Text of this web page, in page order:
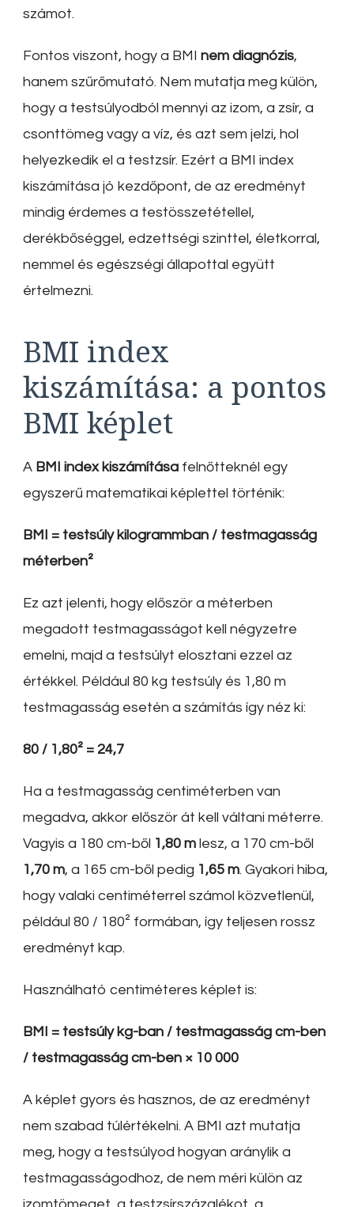
számot.
Fontos viszont, hogy a BMI nem diagnózis,
hanem szűrőmutató. Nem mutatja meg külön,
hogy a testsúlyodból mennyi az izom, a zsír, a
csonttömeg vagy a víz, és azt sem jelzi, hol
helyezkedik el a testzsír. Ezért a BMI index
kiszámítása jó kezdőpont, de az eredményt
mindig érdemes a testösszetétellel,
derékbőséggel, edzettségi szinttel, életkorral,
nemmel és egészségi állapottal együtt
értelmezni.
BMI index
kiszámítása: a pontos
BMI képlet
A BMI index kiszámítása felnőtteknél egy
egyszerű matematikai képlettel történik:
BMI = testsúly kilogrammban / testmagasság
méterben²
Ez azt jelenti, hogy először a méterben
megadott testmagasságot kell négyzetre
emelni, majd a testsúlyt elosztani ezzel az
értékkel. Például 80 kg testsúly és 1,80 m
testmagasság esetén a számítás így néz ki:
80 / 1,80² = 24,7
Ha a testmagasság centiméterben van
megadva, akkor először át kell váltani méterre.
Vagyis a 180 cm-ből 1,80 m lesz, a 170 cm-ből
1,70 m, a 165 cm-ből pedig 1,65 m. Gyakori hiba,
hogy valaki centiméterrel számol közvetlenül,
például 80 / 180² formában, így teljesen rossz
eredményt kap.
Használható centiméteres képlet is:
BMI = testsúly kg-ban / testmagasság cm-ben
/ testmagasság cm-ben × 10 000
A képlet gyors és hasznos, de az eredményt
nem szabad túlértékelni. A BMI azt mutatja
meg, hogy a testsúlyod hogyan aránylik a
testmagasságodhoz, de nem méri külön az